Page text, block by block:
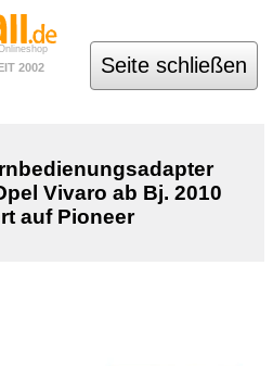
2002 Seite schließen
Vivaro ab Bj. 2010
auf Pioneer